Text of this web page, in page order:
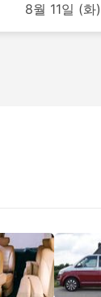
8월 11일 (화)